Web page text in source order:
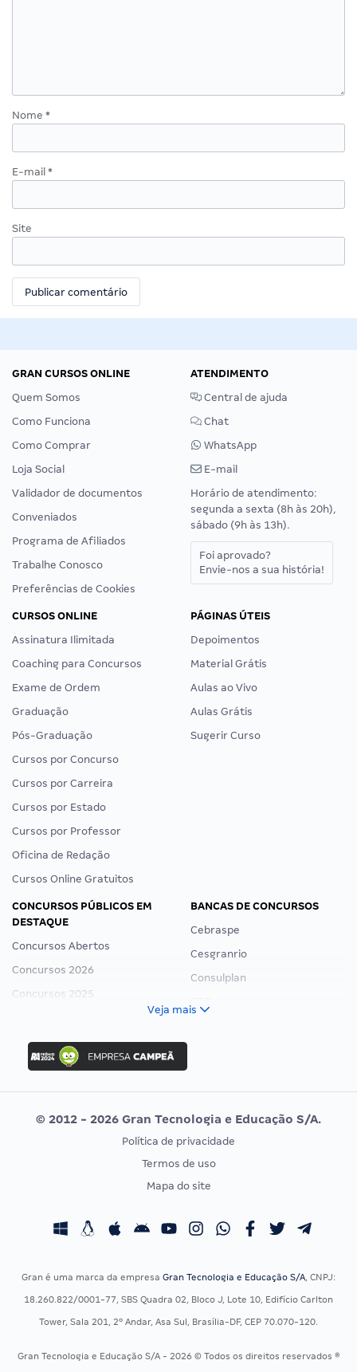
Nome *
E-mail *
Site
GRAN CURSOS ONLINE
Quem Somos
Como Funciona
Como Comprar
Loja Social
Validador de documentos
Conveniados
Programa de Afiliados
Trabalhe Conosco
Preferências de Cookies
ATENDIMENTO
Central de ajuda
Chat
WhatsApp
E-mail
Horário de atendimento:
segunda a sexta (8h às 20h),
sábado (9h às 13h).
Foi aprovado?
Envie-nos a sua história!
CURSOS ONLINE
Assinatura Ilimitada
Coaching para Concursos
Exame de Ordem
Graduação
Pós-Graduação
Cursos por Concurso
Cursos por Carreira
Cursos por Estado
Cursos por Professor
Oficina de Redação
Cursos Online Gratuitos
PÁGINAS ÚTEIS
Depoimentos
Material Grátis
Aulas ao Vivo
Aulas Grátis
Sugerir Curso
CONCURSOS PÚBLICOS EM
DESTAQUE
Concursos Abertos
Concursos 2026
Concursos 2025
Concurso Ibama
Concurso MPU
Editais publicados
BANCAS DE CONCURSOS
Cebraspe
Cesgranrio
Consulplan
Vunesp
CONCURSOS POR PROFISSÃO
Concursos Fiscais
Concursos Saúde
Residência Multiprofissional
EXAME DE ORDEM
Calendário OAB
Veja mais
© 2012 - 2026 Gran Tecnologia e Educação S/A.
Política de privacidade
Termos de uso
Mapa do site
Gran é uma marca da empresa Gran Tecnologia e Educação S/A, CNPJ:
18.260.822/0001-77, SBS Quadra 02, Bloco J, Lote 10, Edifício Carlton
Tower, Sala 201, 2º Andar, Asa Sul, Brasília-DF, CEP 70.070-120.
Gran Tecnologia e Educação S/A - 2026 © Todos os direitos reservados ®